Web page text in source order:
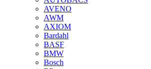
AVENO
AWM
AXIOM
Bardahl
BASF
BMW
Bosch